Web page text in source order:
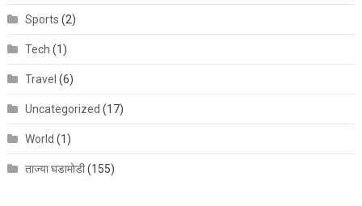
Sports (2)
Tech (1)
Travel (6)
Uncategorized (17)
World (1)
ताज्या घडामोडी(155)